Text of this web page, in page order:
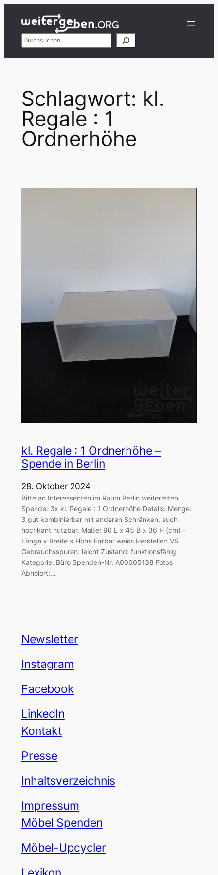
Inhalt
springenSuchen
Schlagwort: kl.
Regale : 1
Ordnerhöhe
kl. Regale : 1 Ordnerhöhe –
Spende in Berlin
28. Oktober 2024
Bitte an Interessenten im Raum Berlin weiterleiten
Spende: 3x kl. Regale : 1 Ordnerhöhe Details: Menge:
3 gut kombinierbar mit anderen Schränken, auch
hochkant nutzbar. Maße: 90 L x 45 B x 36 H (cm) –
Länge x Breite x Höhe Farbe: weiss Hersteller: VS
Gebrauchsspuren: leicht Zustand: funktionsfähig
Kategorie: Büro Spenden-Nr. A00005138 Fotos
Abholort:…
Newsletter
Instagram
Facebook
LinkedIn
Kontakt
Presse
Inhaltsverzeichnis
Impressum
Möbel Spenden
Möbel-Upcycler